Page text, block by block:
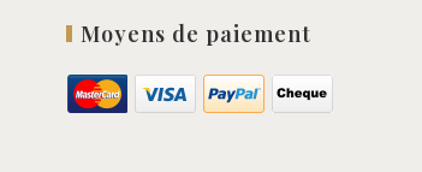
Moyens de paiement